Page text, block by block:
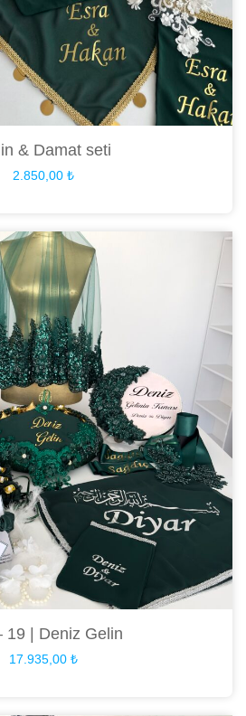
& Damat seti
2.850,00 ₺
19 | Deniz Gelin
17.935,00 ₺